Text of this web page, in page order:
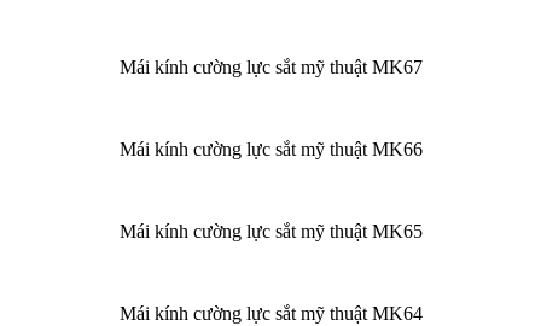
Mái kính cường lực sắt mỹ thuật MK67
Mái kính cường lực sắt mỹ thuật MK66
Mái kính cường lực sắt mỹ thuật MK65
Mái kính cường lực sắt mỹ thuật MK64